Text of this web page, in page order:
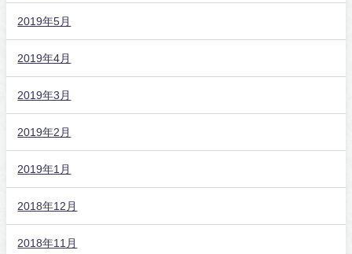
2019年5月
2019年4月
2019年3月
2019年2月
2019年1月
2018年12月
2018年11月